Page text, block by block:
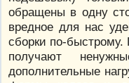
обращены в одну
вредное для нас
сборки по-быстрому.
получают
дополнительные